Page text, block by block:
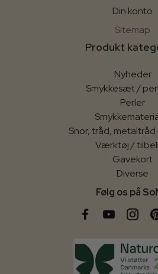
Din konto
Sitemap
Produkt
Nyheder
Smykkesæt /
Perler
Snor, tråd,
Værktøj /
Gavekort
Diverse
Følg os på